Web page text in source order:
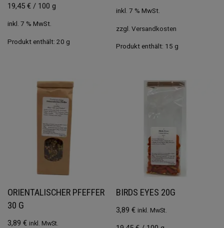
19,45 € / 100 g
inkl. 7 % MwSt.
Produkt enthält: 20 g
inkl. 7 % MwSt.
zzgl.Versandkosten
Produkt enthält: 15 g
ORIENTALISCHER PFEFFER
30 G
3,89 € inkl. MwSt.
BIRDS EYES 20G
3,89€ inkl. MwSt.